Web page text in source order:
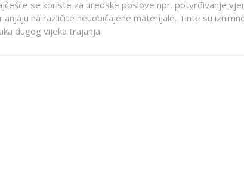
se koriste za uredske poslove npr. potvrđivanje
na različite neuobičajene materijale. Tinte su
dugog vijeka trajanja.